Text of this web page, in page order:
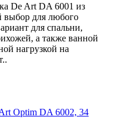
De Art DA 6001 из
выбор для любого
для спальни,
а также ванной
нагрузкой на